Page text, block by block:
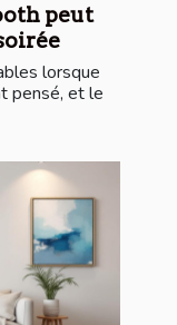
peut
lorsque
pensé, et le